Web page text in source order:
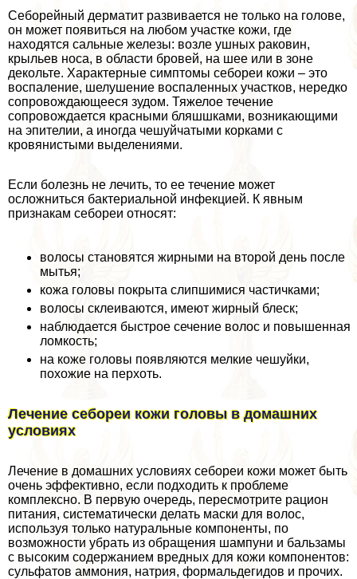
Себорейный дерматит развивается не только на голове,
он может появиться на любом участке кожи, где
находятся сальные железы: возле ушных paковин,
крыльев носа, в области бровей, на шее или в зоне
декольте. Хаpaктерные симптомы себореи кожи – это
воспаление, шелушение воспаленных участков, нередко
сопровождающееся зудом. Тяжелое течение
сопровождается красными бляшшками, возникающими
на эпителии, а иногда чешуйчатыми корками с
кровянистыми выделениями.
Если болезнь не лечить, то ее течение может
осложниться бактериальной инфекцией. К явным
признакам себореи относят:
волосы становятся жирными на второй день после
мытья;
кожа головы покрыта слипшимися частичками;
волосы склеиваются, имеют жирный блеск;
наблюдается быстрое сечение волос и повышенная
ломкость;
на коже головы появляются мелкие чешуйки,
похожие на перхоть.
Лечение себореи кожи головы в домашних
условиях
Лечение в домашних условиях себореи кожи может быть
очень эффективно, если подходить к проблеме
комплексно. В первую очередь, пересмотрите рацион
питания, систематически делать маски для волос,
используя только натуральные компоненты, по
возможности убрать из обращения шампуни и бальзамы
с высоким содержанием вредных для кожи компонентов:
сульфатов аммония, натрия, формальдегидов и прочих.